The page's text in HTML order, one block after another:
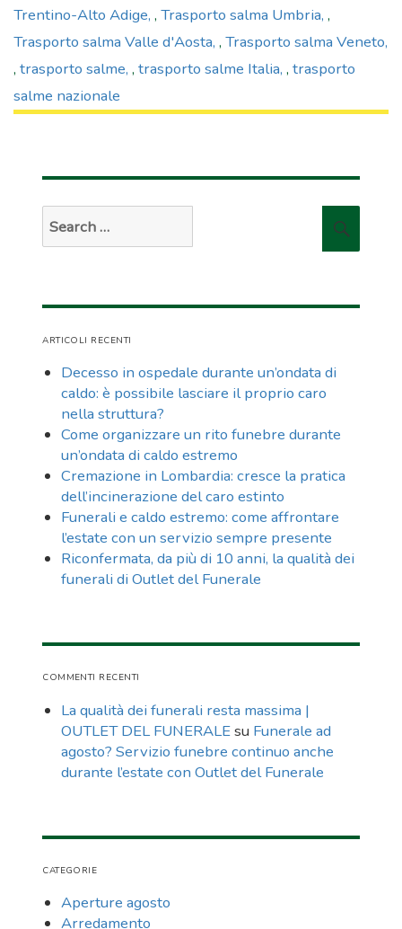
Trentino-Alto Adige , Trasporto salma Umbria ,
Trasporto salma Valle d'Aosta , Trasporto salma Veneto
, trasporto salme , trasporto salme Italia , trasporto
salme nazionale
for:
ARTICOLI RECENTI
Decesso in ospedale durante un’ondata di
caldo: è possibile lasciare il proprio caro
nella struttura?
Come organizzare un rito funebre durante
un’ondata di caldo estremo
Cremazione in Lombardia: cresce la pratica
dell’incinerazione del caro estinto
Funerali e caldo estremo: come affrontare
l’estate con un servizio sempre presente
Riconfermata, da più di 10 anni, la qualità dei
funerali di Outlet del Funerale
COMMENTI RECENTI
La qualità dei funerali resta massima |
OUTLET DEL FUNERALEsu Funerale ad
agosto? Servizio funebre continuo anche
durante l’estate con Outlet del Funerale
CATEGORIE
Aperture agosto
Arredamento